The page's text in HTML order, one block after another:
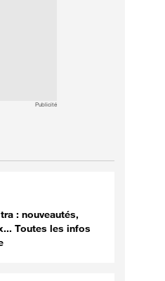
Publicité
: nouveautés,
Toutes les infos